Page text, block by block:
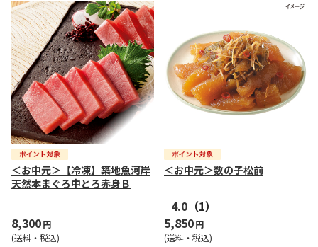
＜お中元＞【冷凍】築地魚河岸
天然本まぐろ中とろ赤身Ｂ
8,300円
(送料・税込)
＜お中元＞数の子松前
4.0 （1）
5,850円
(送料・税込)